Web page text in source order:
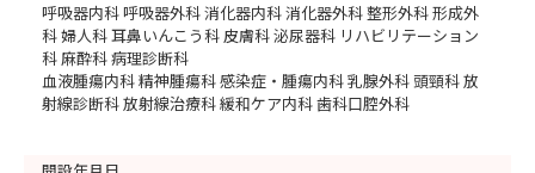
呼吸器内科 呼吸器外科 消化器内科 消化器外科 整形外科 形成外
科 婦人科 耳鼻いんこう科 皮膚科 泌尿器科 リハビリテーション
科 麻酔科 病理診断科
血液腫瘍内科 精神腫瘍科 感染症・腫瘍内科 乳腺外科 頭頸科 放
射線診断科 放射線治療科 緩和ケア内科 歯科口腔外科